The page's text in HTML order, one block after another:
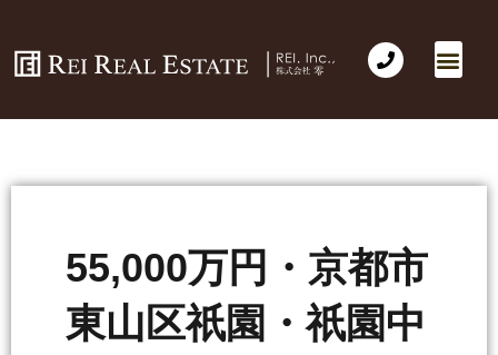
55,000万円・京都市
東山区祇園・祇園中